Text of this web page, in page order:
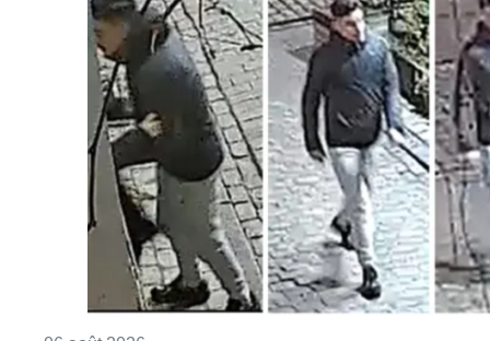
06 août 2026 Consulter l'article "La police lance un avis
La Commune d’Ixelles ouvre un
registre de condoléances en
mémoire de Jaswinder Singh,
commerçant tué lors d’un
braquage